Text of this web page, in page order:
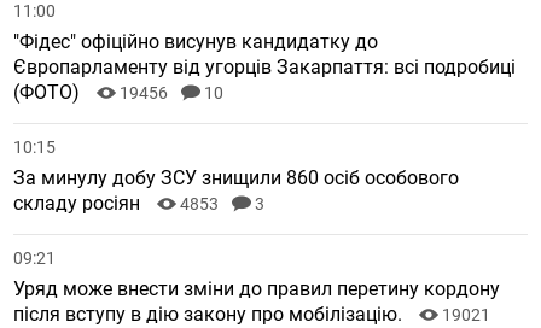
11:00
"Фідес" офіційно висунув кандидатку до
Європарламенту від угорців Закарпаття: всі подробиці
(ФОТО)
19456 10
10:15
За минулу добу ЗСУ знищили 860 осіб особового
складу росіян
4853 3
09:21
Уряд може внести зміни до правил перетину кордону
після вступу в дію закону про мобілізацію.
19021